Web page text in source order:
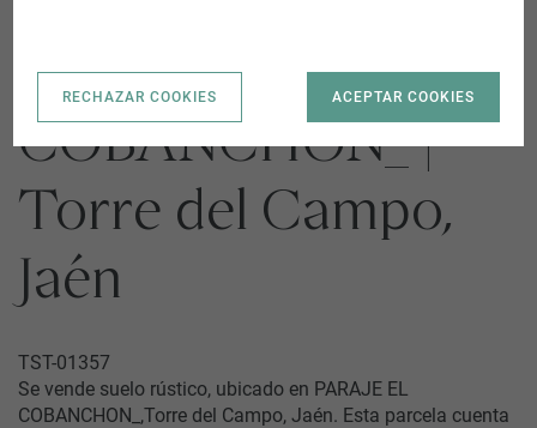
PARAJE EL
COBANCHON_ |
Torre del Campo,
Jaén
TST-01357
Se vende suelo rústico, ubicado en PARAJE EL
COBANCHON_,Torre del Campo, Jaén. Esta parcela cuenta
RECHAZAR COOKIES ACEPTAR COOKIES